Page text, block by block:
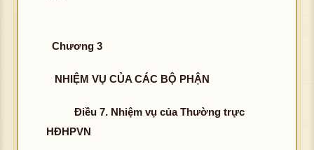
Chương 3
NHIỆM VỤ CỦA CÁC BỘ PHẬN
Điều 7. Nhiệm vụ của Thường trực
HĐHPVN